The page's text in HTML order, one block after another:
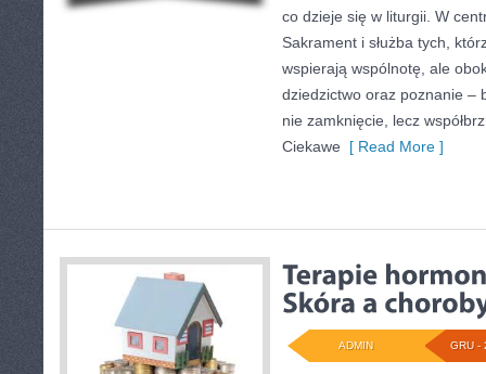
co dzieje się w liturgii. W
Sakrament i służba tych,
wspierają wspólnotę, ale
dziedzictwo oraz poznanie –
nie zamknięcie, lecz
Ciekawe [ Read More ]
GRU -
ADMIN